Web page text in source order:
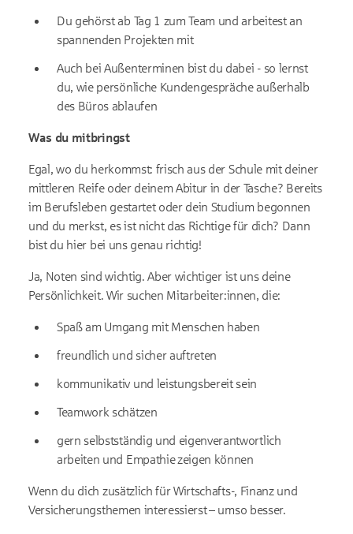
Du gehörst ab Tag 1 zum Team und arbeitest an
spannenden Projekten mit
Auch bei Außenterminen bist du dabei - so lernst
du, wie persönliche Kundengespräche außerhalb
des Büros ablaufen
Was du mitbringst
Egal, wo du herkommst: frisch aus der Schule mit deiner
mittleren Reife oder deinem Abitur in der Tasche? Bereits
im Berufsleben gestartet oder dein Studium begonnen
und du merkst, es ist nicht das Richtige für dich? Dann
bist du hier bei uns genau richtig!
Ja, Noten sind wichtig. Aber wichtiger ist uns deine
Persönlichkeit. Wir suchen Mitarbeiter:innen, die:
Spaß am Umgang mit Menschen haben
freundlich und sicher auftreten
kommunikativ und leistungs­bereit sein
Teamwork schätzen
gern selbst­ständig und eigen­verantwortlich
arbeiten und Empathie zeigen können
Wenn du dich zusätzlich für Wirtschafts-, Finanz­ und
Versicherungsthemen interessierst – umso besser.